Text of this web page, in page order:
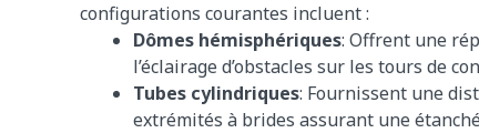
configurations courantes incluent :
Dômes hémisphériques: Offrent une
l’éclairage d’obstacles sur les tours de
Tubes cylindriques: Fournissent une
extrémités à brides assurant une